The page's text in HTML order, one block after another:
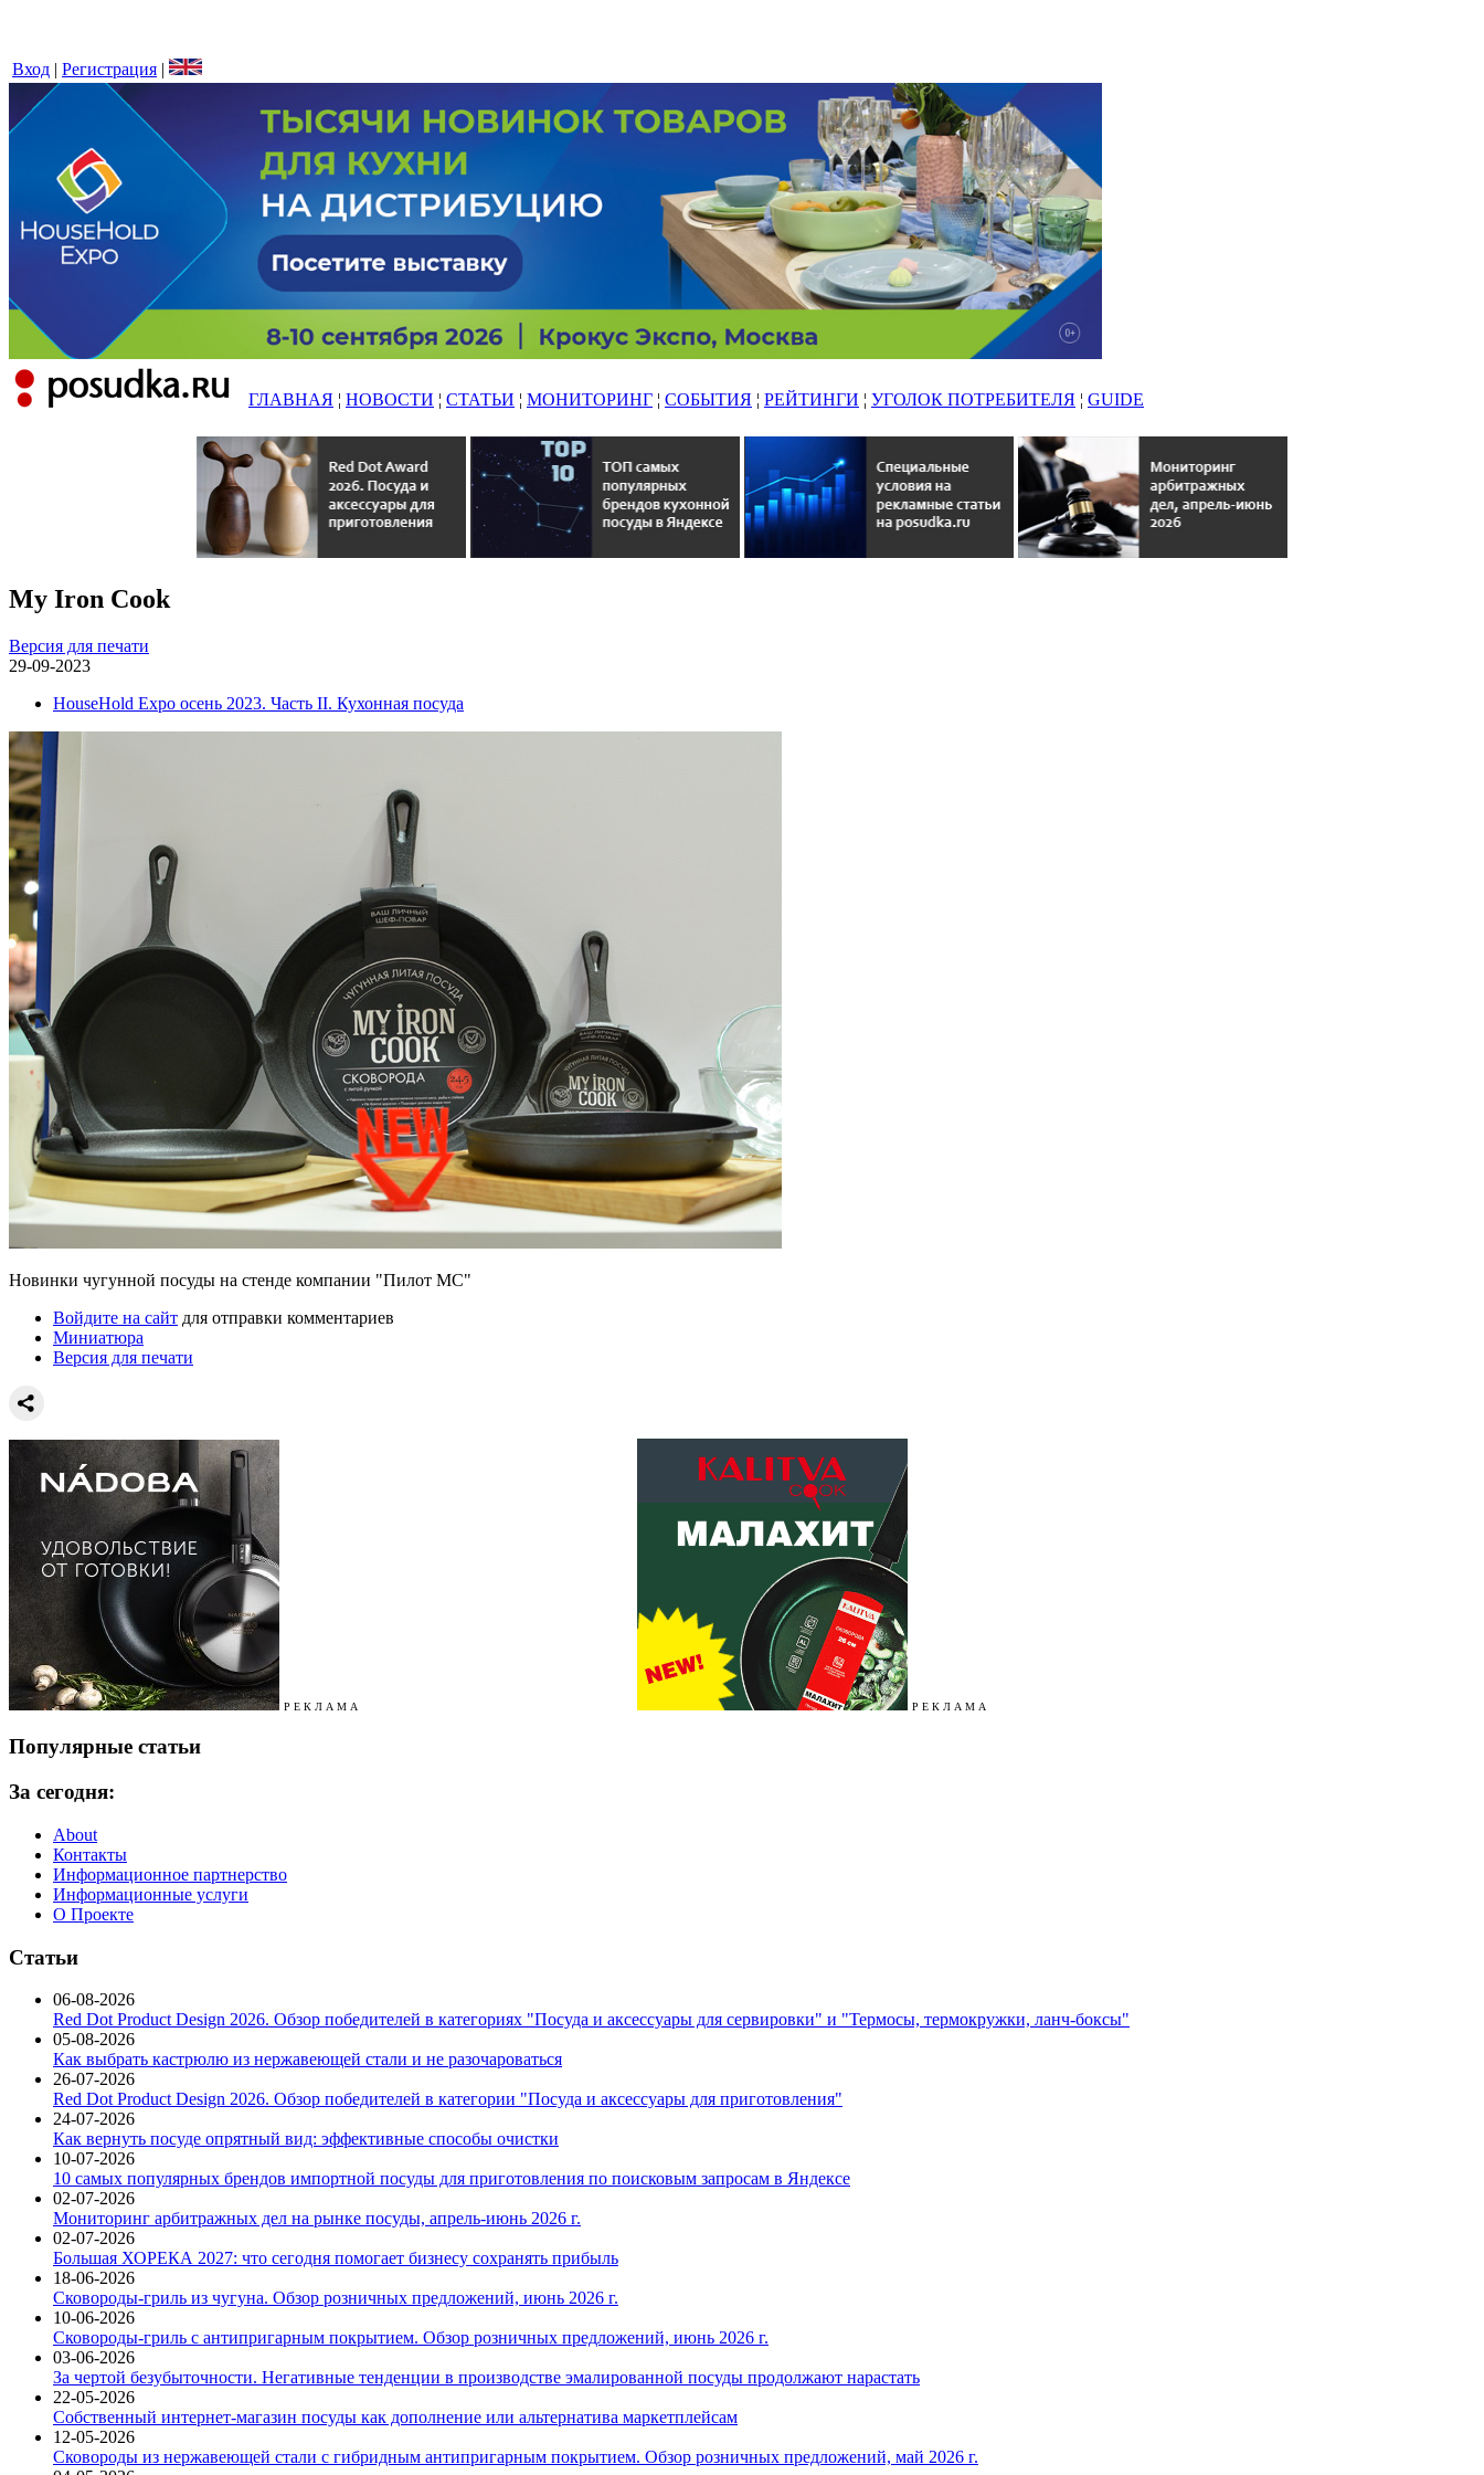
Вход | Регистрация |
ГЛАВНАЯ ¦ НОВОСТИ ¦ СТАТЬИ ¦ МОНИТОРИНГ ¦ СОБЫТИЯ ¦ РЕЙТИНГИ ¦ УГОЛОК ПОТРЕБИТЕЛЯ ¦ GUIDE
My Iron Cook
Версия для печати
29-09-2023
HouseHold Expo осень 2023. Часть II. Кухонная посуда
Новинки чугунной посуды на стенде компании "Пилот МС"
Войдите на сайт для отправки комментариев
Миниатюра
Версия для печати
Р Е К Л А М А Р Е К Л А М А
Популярные статьи
За сегодня:
About
Контакты
Информационное партнерство
Информационные услуги
О Проекте
Статьи
06-08-2026
Red Dot Product Design 2026. Обзор победителей в категориях "Посуда и аксессуары для сервировки" и "Термосы, термокружки, ланч-боксы"
05-08-2026
Как выбрать кастрюлю из нержавеющей стали и не разочароваться
26-07-2026
Red Dot Product Design 2026. Обзор победителей в категории "Посуда и аксессуары для приготовления"
24-07-2026
Как вернуть посуде опрятный вид: эффективные способы очистки
10-07-2026
10 самых популярных брендов импортной посуды для приготовления по поисковым запросам в Яндексе
02-07-2026
Мониторинг арбитражных дел на рынке посуды, апрель-июнь 2026 г.
02-07-2026
Большая ХОРЕКА 2027: что сегодня помогает бизнесу сохранять прибыль
18-06-2026
Сковороды-гриль из чугуна. Обзор розничных предложений, июнь 2026 г.
10-06-2026
Сковороды-гриль с антипригарным покрытием. Обзор розничных предложений, июнь 2026 г.
03-06-2026
За чертой безубыточности. Негативные тенденции в производстве эмалированной посуды продолжают нарастать
22-05-2026
Собственный интернет-магазин посуды как дополнение или альтернатива маркетплейсам
12-05-2026
Сковороды из нержавеющей стали с гибридным антипригарным покрытием. Обзор розничных предложений, май 2026 г.